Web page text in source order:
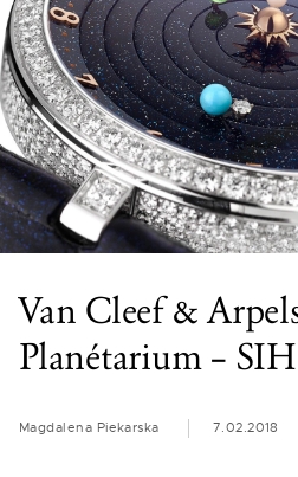
Van Cleef &
Planétarium –
Magdalena Piekarska 7.02.2018